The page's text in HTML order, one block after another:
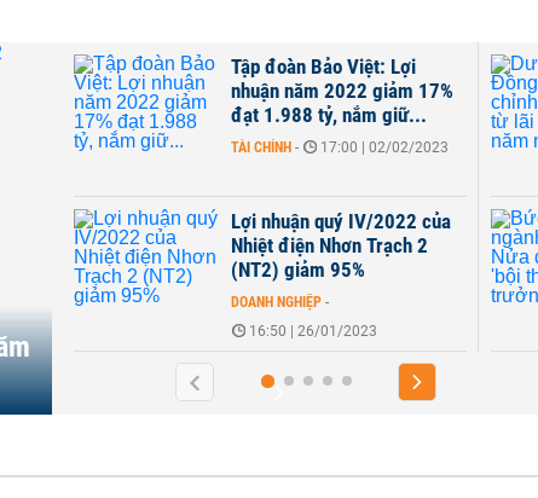
Lợi
giảm 17%
| 02/02/2023
2022 của
Dược Lâm Đồng (LDP) điều
chỉnh kế hoạch từ lãi thành
lỗ năm nay, hủy...
DOANH NGHIỆP -
Bức tranh ngành dệt may:
Nửa đầu năm lãi 'bội thu', đà
tăng trưởng...
DOANH NGHIỆP
11:08 | 01/08/2022